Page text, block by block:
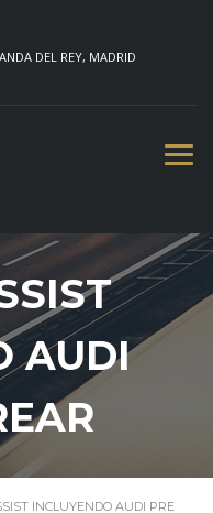
DEL REY, MADRID
AUDI
INCLUYENDO AUDI PRE